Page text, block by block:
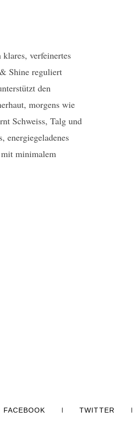
verfeinertes
Shine reguliert
den
morgens wie
Schweiss, Talg und
energiegeladenes
minimalem
FACEBOOK TWITTER